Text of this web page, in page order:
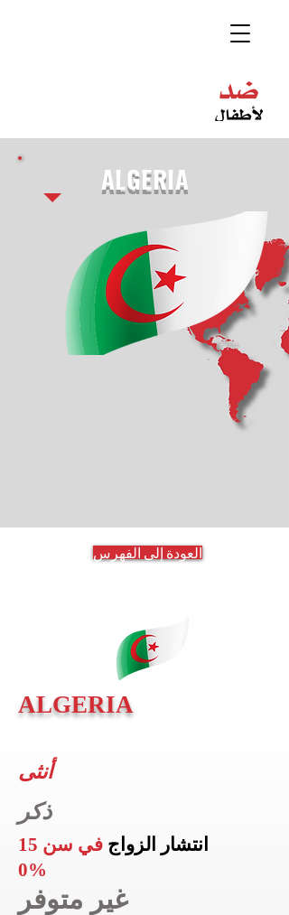
ALGERIA
العودة إلى الفهرس
ALGERIA
أنثى
ذكر
انتشار الزواج في سن 15
0%
غير متوفر